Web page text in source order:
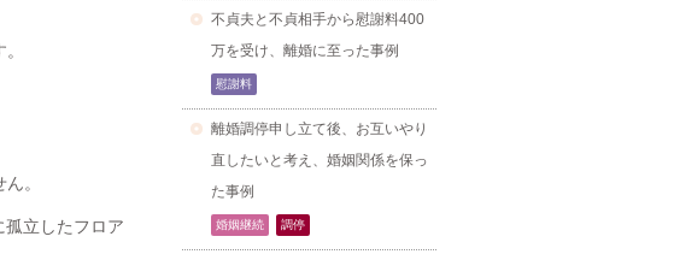
。
立したフロア
不貞夫と不貞相手から慰謝料400
万を受け、離婚に至った事例
慰謝料
離婚調停申し立て後、お互いやり
直したいと考え、婚姻関係を保っ
た事例
婚姻継続 調停